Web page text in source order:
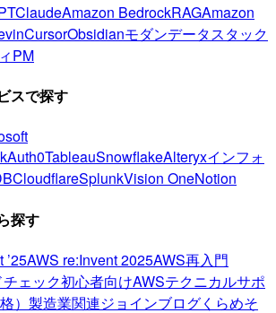
ClaudeAmazon BedrockRAGAmazon
CursorObsidianモダンデータスタック
PM
スで探す
Auth0TableauSnowflakeAlteryxインフォ
CloudflareSplunkVision OneNotion
探す
AWS re:Invent 2025AWS再入門
ェック初心者向けAWSテクニカルサポ
） 製造業関連ジョインブログくらめそ